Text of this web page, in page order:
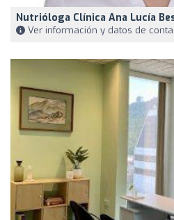
Nutrióloga Clínica Ana Lucía
Ver información y datos de